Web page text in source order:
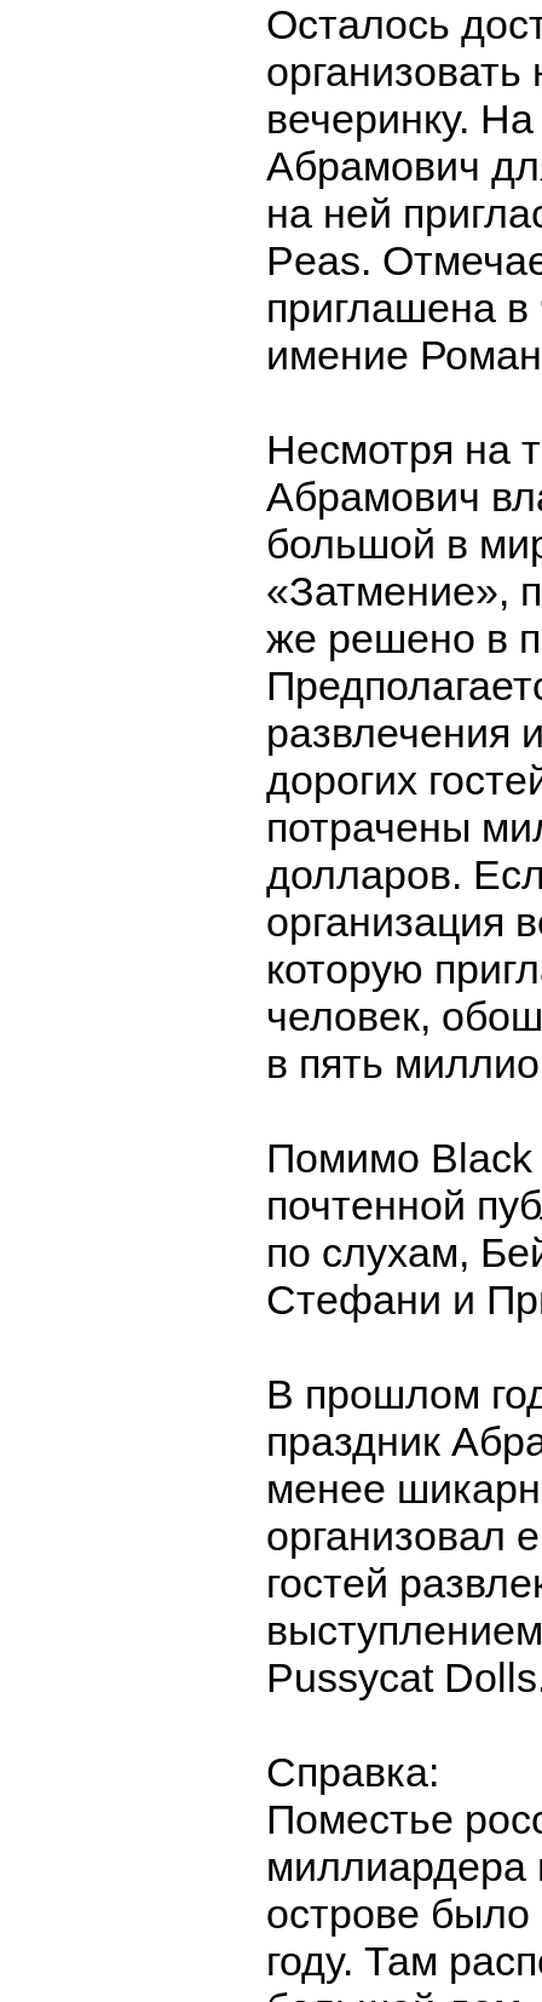
Осталось
вечеринку.
Абрамович
на ней
Peas.
приглашена
имение
Несмотря на
Абрамович
большой в
«Затмение»,
же решено в
развлечения
дорогих
потрачены
долларов.
организация
которую
человек,
в пять
Помимо Black
почтенной
по слухам,
Стефани и
В прошлом
праздник
менее
организовал
гостей
Pussycat
Справка:
Поместье
миллиардера
острове было
году. Там